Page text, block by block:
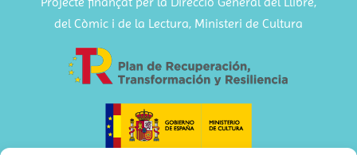
del Còmic i de la Lectura, Ministeri de Cultura